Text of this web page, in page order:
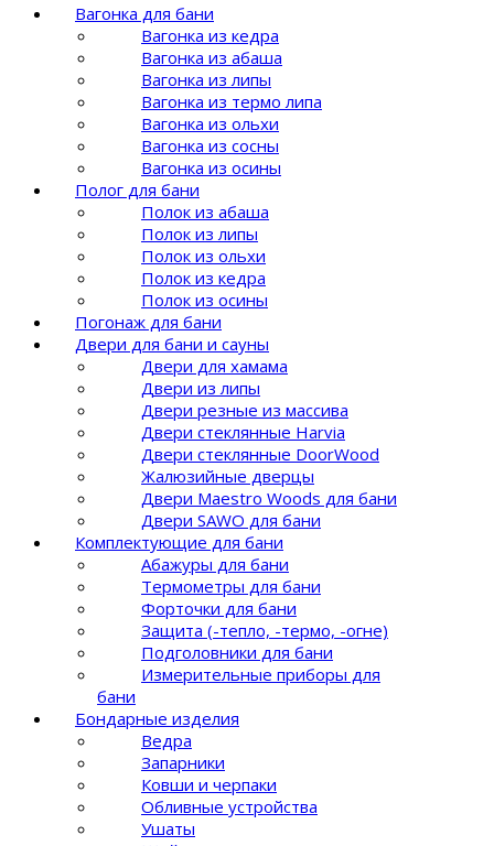
Вагонка для бани
Вагонка из кедра
Вагонка из абаша
Вагонка из липы
Вагонка из термо липа
Вагонка из ольхи
Вагонка из сосны
Вагонка из осины
Полог для бани
Полок из абаша
Полок из липы
Полок из ольхи
Полок из кедра
Полок из осины
Погонаж для бани
Двери для бани и сауны
Двери для хамама
Двери из липы
Двери резные из массива
Двери стеклянные Harvia
Двери стеклянные DoorWood
Жалюзийные дверцы
Двери Maestro Woods для бани
Двери SAWO для бани
Комплектующие для бани
Абажуры для бани
Термометры для бани
Форточки для бани
Защита (-тепло, -термо, -огне)
Подголовники для бани
Измерительные приборы для
бани
Бондарные изделия
Ведра
Запарники
Ковши и черпаки
Обливные устройства
Ушаты